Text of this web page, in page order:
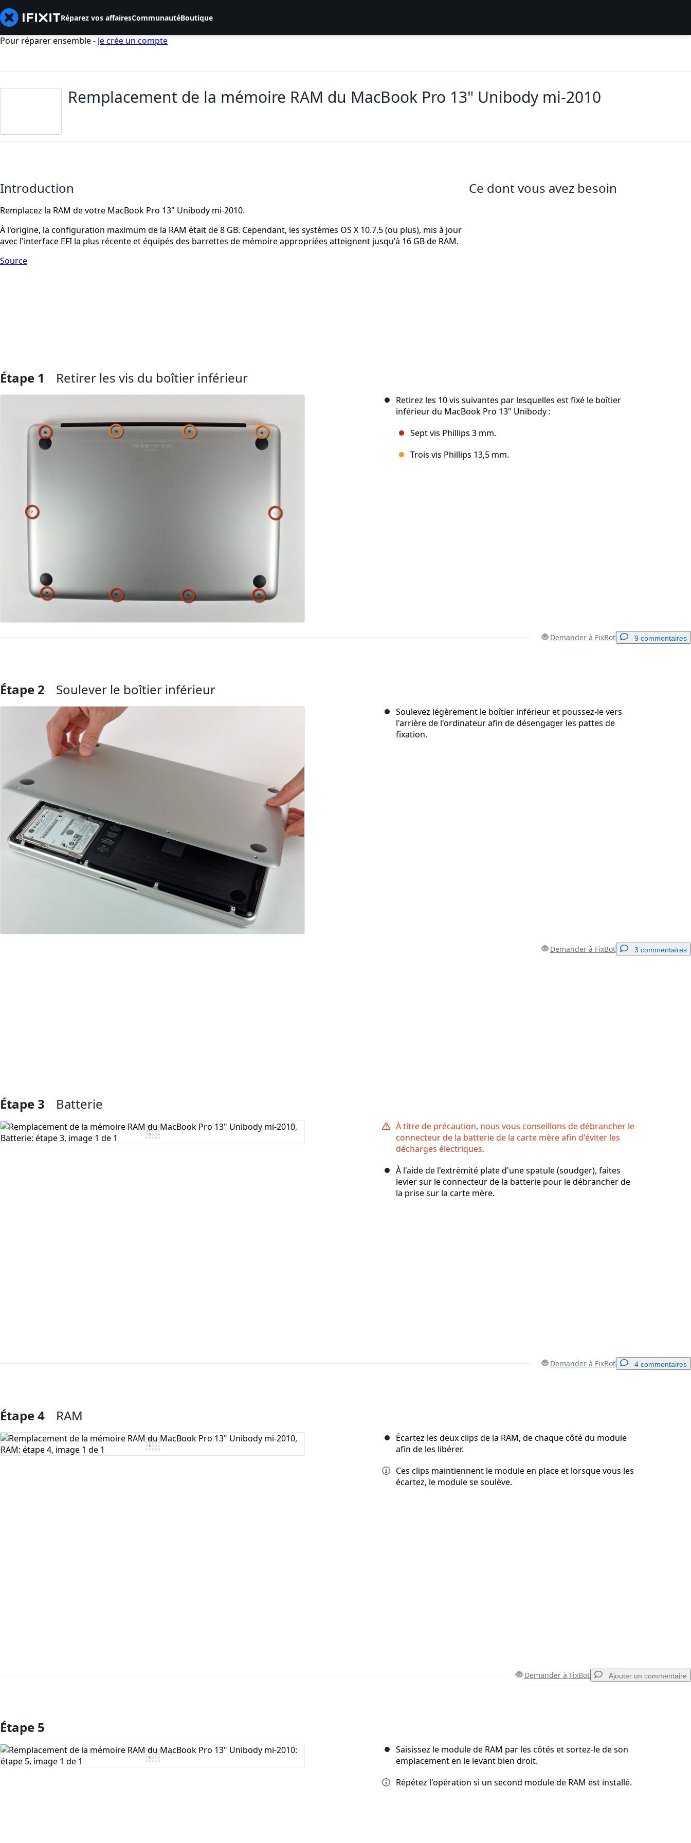
Réparez vos affairesCommunautéBoutique
Pour réparer ensemble - Je crée un compte
Remplacement de la mémoire RAM du MacBook Pro 13" Unibody mi-2010
Introduction
Remplacez la RAM de votre MacBook Pro 13" Unibody mi-2010.
À l'origine, la configuration maximum de la RAM était de 8 GB. Cependant, les systèmes OS X 10.7.5 (ou plus), mis à jour
avec l'interface EFI la plus récente et équipés des barrettes de mémoire appropriées atteignent jusqu'à 16 GB de RAM.
Source
Ce dont vous avez besoin
Étape 1 Retirer les vis du boîtier inférieur
Retirez les 10 vis suivantes par lesquelles est fixé le boîtier
inférieur du MacBook Pro 13" Unibody :
Sept vis Phillips 3 mm.
Trois vis Phillips 13,5 mm.
Demander à FixBot 9 commentaires
Ajouter un commentaire
Étape 2 Soulever le boîtier inférieur
Soulevez légèrement le boîtier inférieur et poussez-le vers
l'arrière de l'ordinateur afin de désengager les pattes de
fixation.
Demander à FixBot 3 commentaires
Étape 3 Batterie
À titre de précaution, nous vous conseillons de débrancher le
connecteur de la batterie de la carte mère afin d'éviter les
décharges électriques.
À l'aide de l'extrémité plate d'une spatule (soudger), faites
levier sur le connecteur de la batterie pour le débrancher de
la prise sur la carte mère.
Demander à FixBot 4 commentaires
Ajouter un commentaire
Étape 4 RAM
Écartez les deux clips de la RAM, de chaque côté du module
afin de les libérer.
Ces clips maintiennent le module en place et lorsque vous les
écartez, le module se soulève.
Demander à FixBot Ajouter un commentaire
Ajouter un commentaire
Étape 5
Saisissez le module de RAM par les côtés et sortez-le de son
emplacement en le levant bien droit.
Répétez l'opération si un second module de RAM est installé.